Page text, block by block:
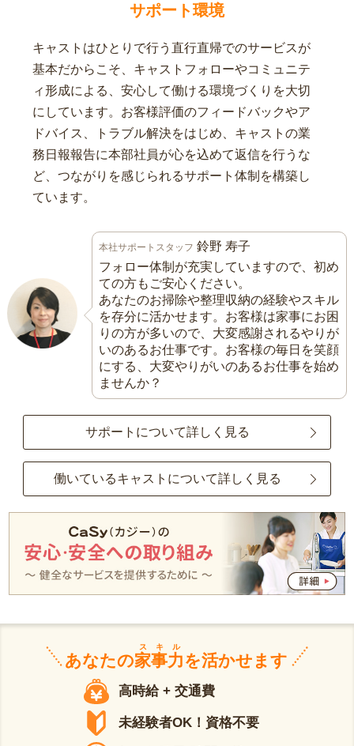
サポート環境
キャストはひとりで行う直行直帰でのサービスが
基本だからこそ、キャストフォローやコミュニテ
ィ形成による、安心して働ける環境づくりを大切
にしています。お客様評価のフィードバックやア
ドバイス、トラブル解決をはじめ、キャストの業
務日報報告に本部社員が心を込めて返信を行うな
ど、つながりを感じられるサポート体制を構築し
ています。
本社サポートスタッフ 鈴野 寿子
フォロー体制が充実していますので、初め
ての方もご安心ください。
あなたのお掃除や整理収納の経験やスキル
を存分に活かせます。お客様は家事にお困
りの方が多いので、大変感謝されるやりが
いのあるお仕事です。お客様の毎日を笑顔
にする、大変やりがいのあるお仕事を始め
ませんか？
サポートについて詳しく見る
働いているキャストについて詳しく見る
あなたの家事力
スキル
を活かせます
高時給 + 交通費
未経験者OK！資格不要